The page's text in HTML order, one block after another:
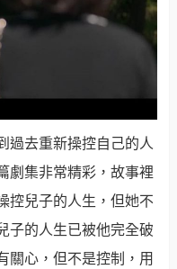
過去重新操控自己的人
劇集非常精彩，故事裡
控兒子的人生，但她不
子的人生已被他完全破
關心，但不是控制，用